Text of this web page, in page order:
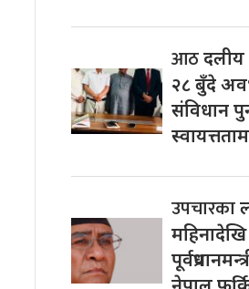
आठदलीय
२८ बुँदे
संविधान
उपचारका